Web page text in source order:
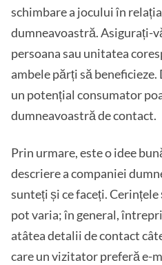
schimbare a jocului în
dumneavoastră. Asigurați-
persoana sau unitatea
ambele părți să
un potențial consumator
dumneavoastră de contact.
Prin urmare, este o idee
descriere a companiei
sunteți și ce faceți.
pot varia; în general,
atâtea detalii de contact
care un vizitator preferă e-